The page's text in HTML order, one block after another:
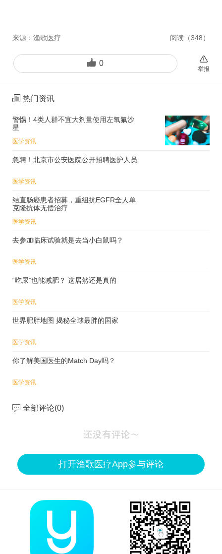
来源： 渔歌医疗 阅读（348）
0
举报
热门资讯
警惕！4类人群不宜大剂量使用左氧氟沙
星
医学资讯
急聘！北京市公安医院公开招聘医护人员
医学资讯
结直肠癌患者招募，重组抗EGFR全人单
克隆抗体无偿治疗
医学资讯
去参加临床试验就是去当小白鼠吗？
医学资讯
“吃屎”也能减肥？ 这居然还是真的
医学资讯
世界肥胖地图 揭秘全球最胖的国家
医学资讯
你了解美国医生的Match Day吗？
医学资讯
全部评论(0)
打开渔歌医疗App参与评论